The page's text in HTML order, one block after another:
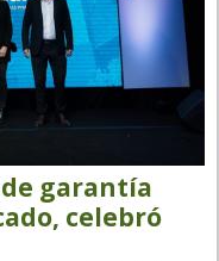
garantía
celebró